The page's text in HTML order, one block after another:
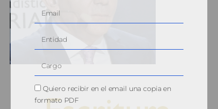
Quiero recibir en el email una copia en
formato PDF